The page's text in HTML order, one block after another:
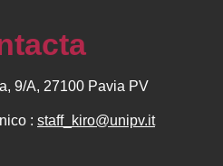
9/A, 27100 Pavia PV
: staff_kiro@unipv.it